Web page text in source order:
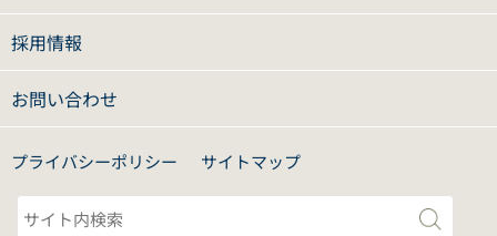
採用情報
お問い合わせ
プライバシーポリシー サイトマップ